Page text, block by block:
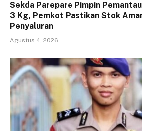
Sekda Parepare Pimpin
3 Kg, Pemkot Pastikan Stok
Penyaluran
Agustus 4, 2026